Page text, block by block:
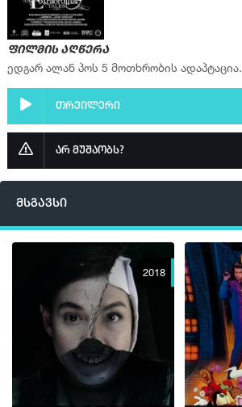
ფილმის აღწერა
ედგარ ალან პოს 5 მოთხრობის ადაპტაცია.
თრეილერი
არ მუშაობს?
მსგავსი
2018